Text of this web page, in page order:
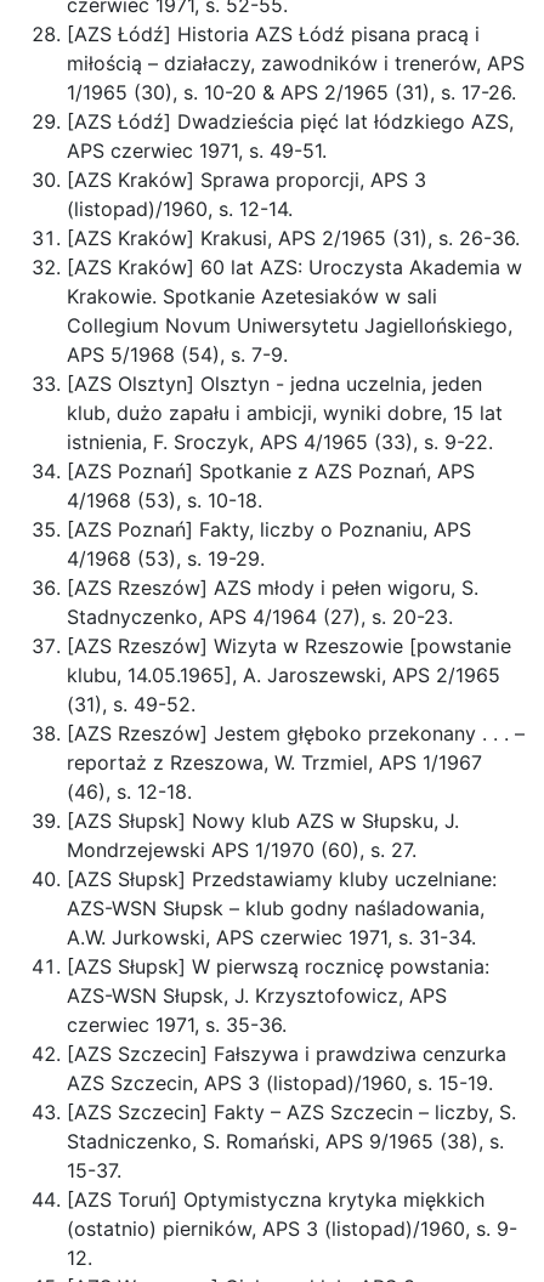
czerwiec 1971, s. 52-55.
[AZS Łódź] Historia AZS Łódź pisana pracą i
miłością – działaczy, zawodników i trenerów, APS
1/1965 (30), s. 10-20 & APS 2/1965 (31), s. 17-26.
[AZS Łódź] Dwadzieścia pięć lat łódzkiego AZS,
APS czerwiec 1971, s. 49-51.
[AZS Kraków] Sprawa proporcji, APS 3
(listopad)/1960, s. 12-14.
[AZS Kraków] Krakusi, APS 2/1965 (31), s. 26-36.
[AZS Kraków] 60 lat AZS: Uroczysta Akademia w
Krakowie. Spotkanie Azetesiaków w sali
Collegium Novum Uniwersytetu Jagiellońskiego,
APS 5/1968 (54), s. 7-9.
[AZS Olsztyn] Olsztyn - jedna uczelnia, jeden
klub, dużo zapału i ambicji, wyniki dobre, 15 lat
istnienia, F. Sroczyk, APS 4/1965 (33), s. 9-22.
[AZS Poznań] Spotkanie z AZS Poznań, APS
4/1968 (53), s. 10-18.
[AZS Poznań] Fakty, liczby o Poznaniu, APS
4/1968 (53), s. 19-29.
[AZS Rzeszów] AZS młody i pełen wigoru, S.
Stadnyczenko, APS 4/1964 (27), s. 20-23.
[AZS Rzeszów] Wizyta w Rzeszowie [powstanie
klubu, 14.05.1965], A. Jaroszewski, APS 2/1965
(31), s. 49-52.
[AZS Rzeszów] Jestem głęboko przekonany . . . –
reportaż z Rzeszowa, W. Trzmiel, APS 1/1967
(46), s. 12-18.
[AZS Słupsk] Nowy klub AZS w Słupsku, J.
Mondrzejewski APS 1/1970 (60), s. 27.
[AZS Słupsk] Przedstawiamy kluby uczelniane:
AZS-WSN Słupsk – klub godny naśladowania,
A.W. Jurkowski, APS czerwiec 1971, s. 31-34.
[AZS Słupsk] W pierwszą rocznicę powstania:
AZS-WSN Słupsk, J. Krzysztofowicz, APS
czerwiec 1971, s. 35-36.
[AZS Szczecin] Fałszywa i prawdziwa cenzurka
AZS Szczecin, APS 3 (listopad)/1960, s. 15-19.
[AZS Szczecin] Fakty – AZS Szczecin – liczby, S.
Stadniczenko, S. Romański, APS 9/1965 (38), s.
15-37.
[AZS Toruń] Optymistyczna krytyka miękkich
(ostatnio) pierników, APS 3 (listopad)/1960, s. 9-
12.